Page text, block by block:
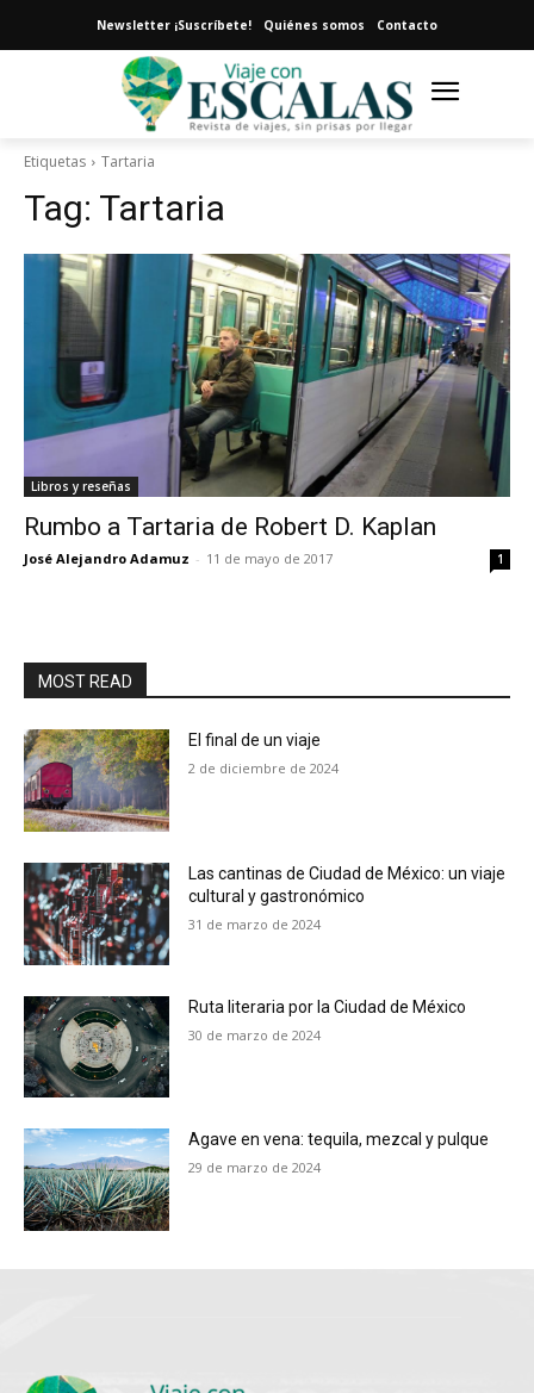
Newsletter ¡Suscríbete! Quiénes somos Contacto
Etiquetas Tartaria
Tag: Tartaria
Libros y reseñas
Rumbo a Tartaria de Robert D. Kaplan
José Alejandro Adamuz - 11 de mayo de 2017 1
MOST READ
El final de un viaje
2 de diciembre de 2024
Las cantinas de Ciudad de México: un viaje
cultural y gastronómico
31 de marzo de 2024
Ruta literaria por la Ciudad de México
30 de marzo de 2024
Agave en vena: tequila, mezcal y pulque
29 de marzo de 2024